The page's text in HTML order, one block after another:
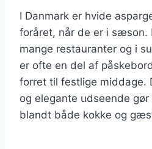
I Danmark er hvide
foråret, når de er i sæson.
mange restauranter og i
er ofte en del af
forret til festlige middage.
og elegante udseende
blandt både kokke og